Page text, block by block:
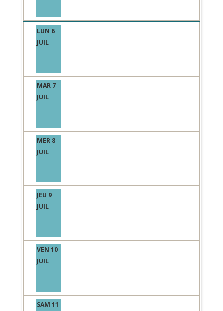
LUN 6
JUIL
MAR 7
JUIL
MER 8
JUIL
JEU 9
JUIL
VEN 10
JUIL
SAM 11